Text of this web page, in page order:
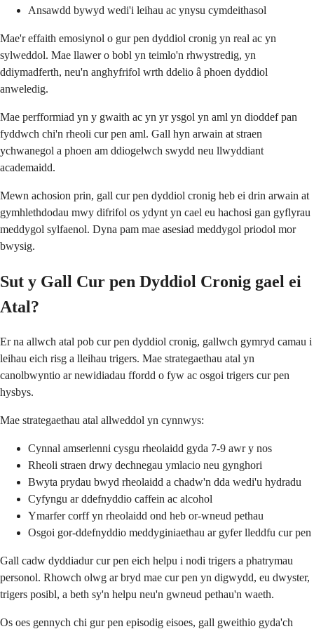
Ansawdd bywyd wedi'i leihau ac ynysu cymdeithasol
Mae'r effaith emosiynol o gur pen dyddiol cronig yn real ac yn
sylweddol. Mae llawer o bobl yn teimlo'n rhwystredig, yn
ddiymadferth, neu'n anghyfrifol wrth ddelio â phoen dyddiol
anweledig.
Mae perfformiad yn y gwaith ac yn yr ysgol yn aml yn dioddef pan
fyddwch chi'n rheoli cur pen aml. Gall hyn arwain at straen
ychwanegol a phoen am ddiogelwch swydd neu llwyddiant
academaidd.
Mewn achosion prin, gall cur pen dyddiol cronig heb ei drin arwain at
gymhlethdodau mwy difrifol os ydynt yn cael eu hachosi gan gyflyrau
meddygol sylfaenol. Dyna pam mae asesiad meddygol priodol mor
bwysig.
Sut y Gall Cur pen Dyddiol Cronig gael ei
Atal?
Er na allwch atal pob cur pen dyddiol cronig, gallwch gymryd camau i
leihau eich risg a lleihau trigers. Mae strategaethau atal yn
canolbwyntio ar newidiadau ffordd o fyw ac osgoi trigers cur pen
hysbys.
Mae strategaethau atal allweddol yn cynnwys:
Cynnal amserlenni cysgu rheolaidd gyda 7-9 awr y nos
Rheoli straen drwy dechnegau ymlacio neu gynghori
Bwyta prydau bwyd rheolaidd a chadw'n dda wedi'u hydradu
Cyfyngu ar ddefnyddio caffein ac alcohol
Ymarfer corff yn rheolaidd ond heb or-wneud pethau
Osgoi gor-ddefnyddio meddyginiaethau ar gyfer lleddfu cur pen
Gall cadw dyddiadur cur pen eich helpu i nodi trigers a phatrymau
personol. Rhowch olwg ar bryd mae cur pen yn digwydd, eu dwyster,
trigers posibl, a beth sy'n helpu neu'n gwneud pethau'n waeth.
Os oes gennych chi gur pen episodig eisoes, gall gweithio gyda'ch